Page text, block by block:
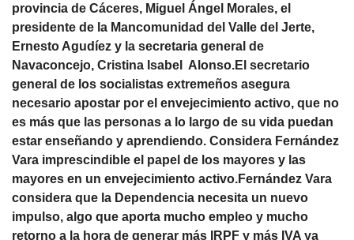
provincia de Cáceres, Miguel Ángel Morales, el
presidente de la Mancomunidad del Valle del Jerte,
Ernesto Agudíez y la secretaria general de
Navaconcejo, Cristina Isabel Alonso.El secretario
general de los socialistas extremeños asegura
necesario apostar por el envejecimiento activo, que no
es más que las personas a lo largo de su vida puedan
estar enseñando y aprendiendo. Considera Fernández
Vara imprescindible el papel de los mayores y las
mayores en un envejecimiento activo.Fernández Vara
considera que la Dependencia necesita un nuevo
impulso, algo que aporta mucho empleo y mucho
retorno a la hora de generar más IRPF y más IVA ya